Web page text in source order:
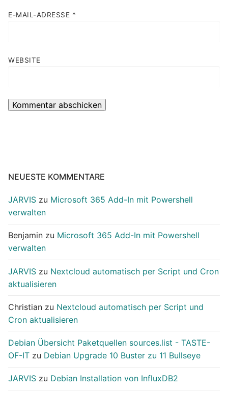
E-MAIL-ADRESSE *
WEBSITE
NEUESTE KOMMENTARE
JARVIS zu Microsoft 365 Add-In mit Powershell
verwalten
Benjamin zu Microsoft 365 Add-In mit Powershell
verwalten
JARVIS zu Nextcloud automatisch per Script und Cron
aktualisieren
Christian zu Nextcloud automatisch per Script und
Cron aktualisieren
Debian Übersicht Paketquellen sources.list - TASTE-
OF-IT zu Debian Upgrade 10 Buster zu 11 Bullseye
JARVIS zu Debian Installation von InfluxDB2